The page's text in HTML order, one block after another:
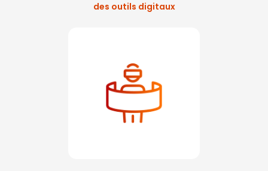
des outils digitaux